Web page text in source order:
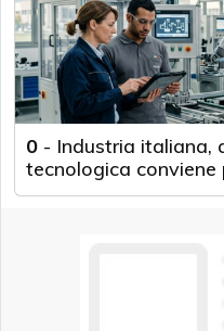
0 - Industria italiana,
tecnologica